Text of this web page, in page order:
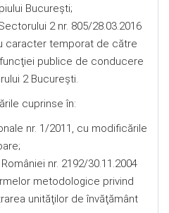
Bucureşti;
2 nr. 805/28.03.2016
caracter temporat de către
publice de conducere
2 Bucureşti.
cuprinse în:
nr. 1/2011, cu modificările
nr. 2192/30.11.2004
metodologice privind
unităţilor de învăţământ